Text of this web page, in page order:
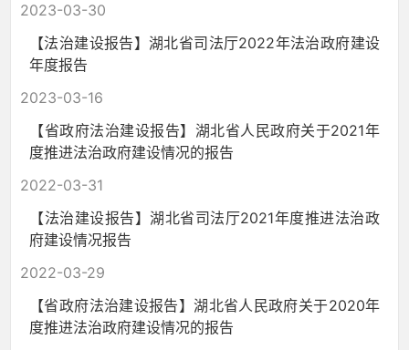
2023-03-30
【法治建设报告】湖北省司法厅2022年法治政府建设
年度报告
2023-03-16
【省政府法治建设报告】湖北省人民政府关于2021年
度推进法治政府建设情况的报告
2022-03-31
【法治建设报告】湖北省司法厅2021年度推进法治政
府建设情况报告
2022-03-29
【省政府法治建设报告】湖北省人民政府关于2020年
度推进法治政府建设情况的报告